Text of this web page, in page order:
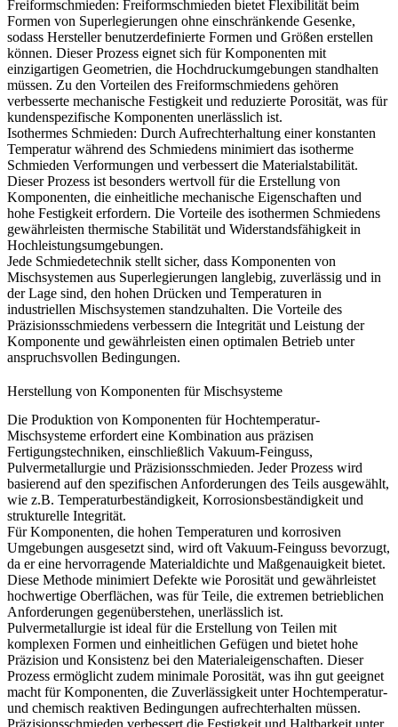
Freiformschmieden: Freiformschmieden bietet Flexibilität beim
Formen von Superlegierungen ohne einschränkende Gesenke,
sodass Hersteller benutzerdefinierte Formen und Größen erstellen
können. Dieser Prozess eignet sich für Komponenten mit
einzigartigen Geometrien, die Hochdruckumgebungen standhalten
müssen. Zu den Vorteilen des Freiformschmiedens gehören
verbesserte mechanische Festigkeit und reduzierte Porosität, was für
kundenspezifische Komponenten unerlässlich ist.
Isothermes Schmieden: Durch Aufrechterhaltung einer konstanten
Temperatur während des Schmiedens minimiert das isotherme
Schmieden Verformungen und verbessert die Materialstabilität.
Dieser Prozess ist besonders wertvoll für die Erstellung von
Komponenten, die einheitliche mechanische Eigenschaften und
hohe Festigkeit erfordern. Die Vorteile des isothermen Schmiedens
gewährleisten thermische Stabilität und Widerstandsfähigkeit in
Hochleistungsumgebungen.
Jede Schmiedetechnik stellt sicher, dass Komponenten von
Mischsystemen aus Superlegierungen langlebig, zuverlässig und in
der Lage sind, den hohen Drücken und Temperaturen in
industriellen Mischsystemen standzuhalten. Die Vorteile des
Präzisionsschmiedens verbessern die Integrität und Leistung der
Komponente und gewährleisten einen optimalen Betrieb unter
anspruchsvollen Bedingungen.
Herstellung von Komponenten für Mischsysteme
Die Produktion von Komponenten für Hochtemperatur-
Mischsysteme erfordert eine Kombination aus präzisen
Fertigungstechniken, einschließlich Vakuum-Feinguss,
Pulvermetallurgie und Präzisionsschmieden. Jeder Prozess wird
basierend auf den spezifischen Anforderungen des Teils ausgewählt,
wie z.B. Temperaturbeständigkeit, Korrosionsbeständigkeit und
strukturelle Integrität.
Für Komponenten, die hohen Temperaturen und korrosiven
Umgebungen ausgesetzt sind, wird oft Vakuum-Feinguss bevorzugt,
da er eine hervorragende Materialdichte und Maßgenauigkeit bietet.
Diese Methode minimiert Defekte wie Porosität und gewährleistet
hochwertige Oberflächen, was für Teile, die extremen betrieblichen
Anforderungen gegenüberstehen, unerlässlich ist.
Pulvermetallurgie ist ideal für die Erstellung von Teilen mit
komplexen Formen und einheitlichen Gefügen und bietet hohe
Präzision und Konsistenz bei den Materialeigenschaften. Dieser
Prozess ermöglicht zudem minimale Porosität, was ihn gut geeignet
macht für Komponenten, die Zuverlässigkeit unter Hochtemperatur-
und chemisch reaktiven Bedingungen aufrechterhalten müssen.
Präzisionsschmieden verbessert die Festigkeit und Haltbarkeit unter